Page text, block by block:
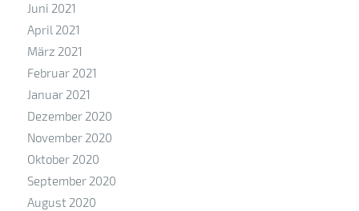
Juni 2021
April 2021
März 2021
Februar 2021
Januar 2021
Dezember 2020
November 2020
Oktober 2020
September 2020
August 2020